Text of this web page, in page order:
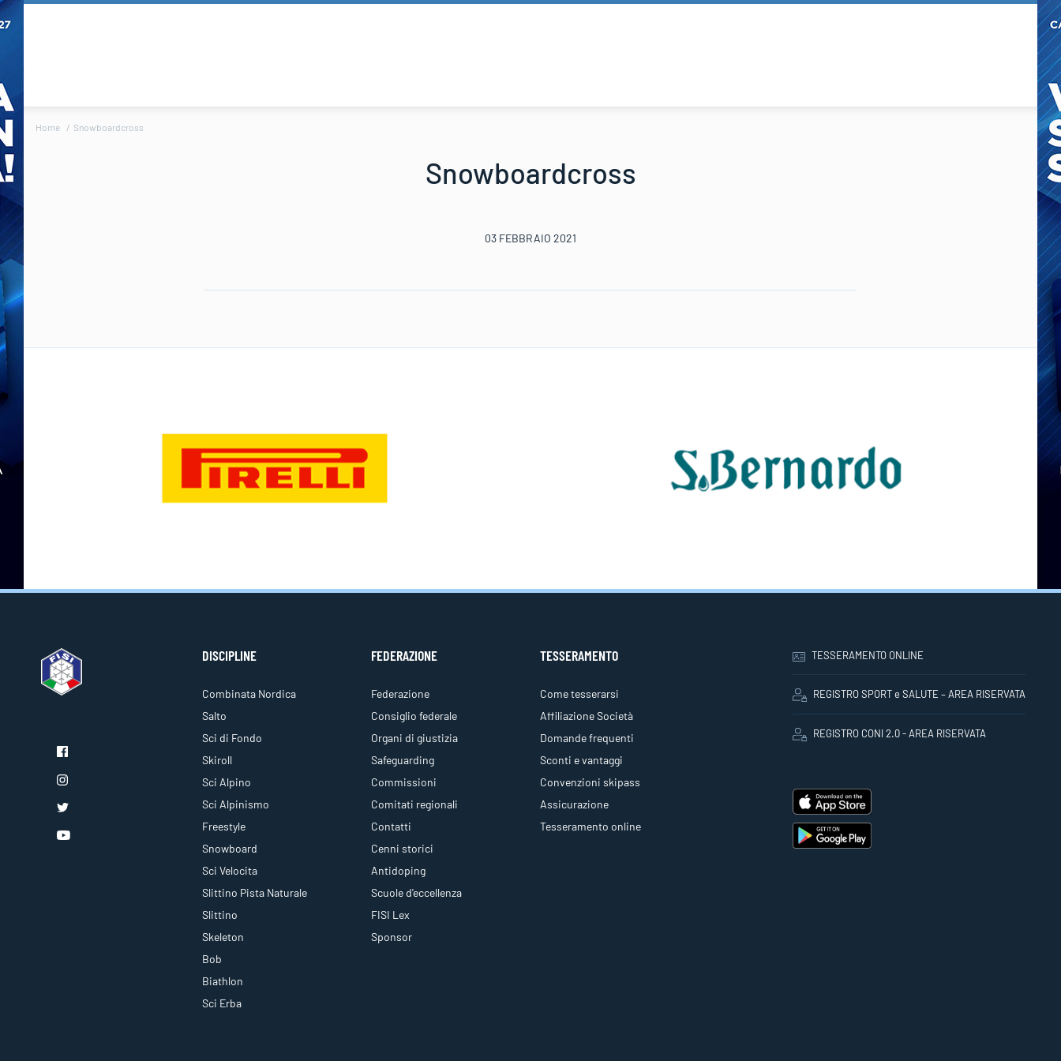
Home Snowboardcross
Snowboardcross
03 FEBBRAIO 2021
DISCIPLINE
Combinata Nordica
Salto
Sci di Fondo
Skiroll
Sci Alpino
Sci Alpinismo
Freestyle
Snowboard
Sci Velocita
Slittino Pista Naturale
Slittino
Skeleton
Bob
Biathlon
Sci Erba
FEDERAZIONE
Federazione
Consiglio federale
Organi di giustizia
Safeguarding
Commissioni
Comitati regionali
Contatti
Cenni storici
Antidoping
Scuole d'eccellenza
FISI Lex
Sponsor
TESSERAMENTO
Come tesserarsi
Affiliazione Società
Domande frequenti
Sconti e vantaggi
Convenzioni skipass
Assicurazione
Tesseramento online
TESSERAMENTO ONLINE
REGISTRO SPORT e SALUTE – AREA RISERVATA
REGISTRO CONI 2.0 - AREA RISERVATA